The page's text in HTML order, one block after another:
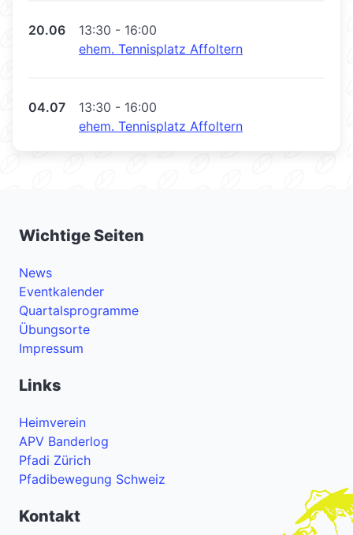
20.06
13:30 - 16:00
ehem. Tennisplatz Affoltern
04.07
13:30 - 16:00
ehem. Tennisplatz Affoltern
Wichtige Seiten
News
Eventkalender
Quartalsprogramme
Übungsorte
Impressum
Links
Heimverein
APV Banderlog
Pfadi Zürich
Pfadibewegung Schweiz
Kontakt